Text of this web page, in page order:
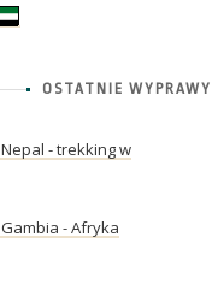
OSTATNIE WYPRAWY
Nepal - trekking w
Gambia - Afryka